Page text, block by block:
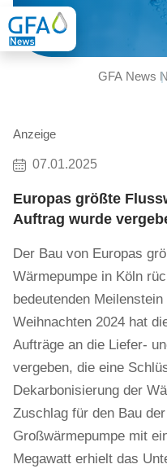
GFA News
Anzeige
07.01.2025
Europas größte
Auftrag wurde
Der Bau von Europas
Wärmepumpe in Köln
bedeutenden
Weihnachten 2024 hat
Aufträge an die Liefer-
vergeben, die eine
Dekarbonisierung der
Zuschlag für den Bau
Großwärmepumpe mit
Megawatt erhielt das